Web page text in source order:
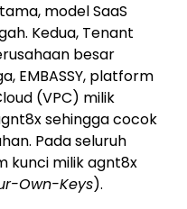
model SaaS
Kedua, Tenant
besar
EMBASSY, platform
(VPC) milik
sehingga cocok
Pada seluruh
kunci milik agnt8x
Own-Keys).